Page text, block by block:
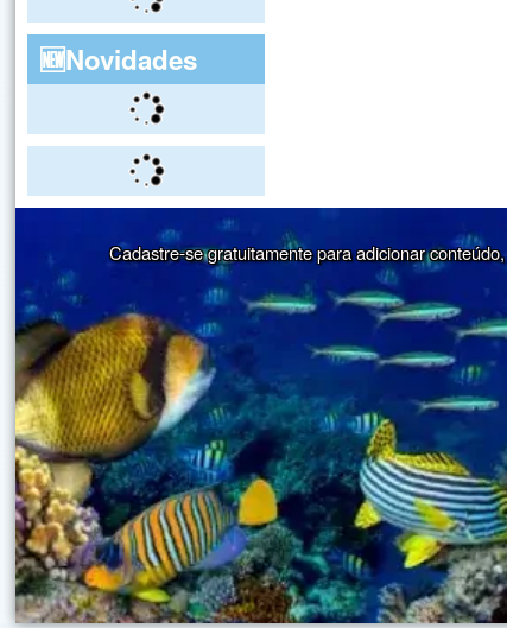
🆕Novidades
Cadastre-se gratuitamente para adicionar